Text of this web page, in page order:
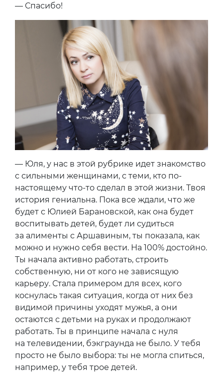
— Спасибо!
— Юля, у нас в этой рубрике идет знакомство
с сильными женщинами, с теми, кто по-
настоящему что-то сделал в этой жизни. Твоя
история гениальна. Пока все ждали, что же
будет с Юлией Барановской, как она будет
воспитывать детей, будет ли судиться
за алименты с Аршавиным, ты показала, как
можно и нужно себя вести. На 100% достойно.
Ты начала активно работать, строить
собственную, ни от кого не зависящую
карьеру. Стала примером для всех, кого
коснулась такая ситуация, когда от них без
видимой причины уходят мужья, а они
остаются с детьми на руках и продолжают
работать. Ты в принципе начала с нуля
на телевидении, бэкграунда не было. У тебя
просто не было выбора: ты не могла спиться,
например, у тебя трое детей.